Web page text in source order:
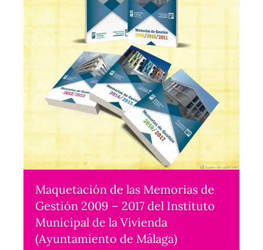
Maquetación de las Memorias de
Gestión 2009 – 2017 del Instituto
Municipal de la Vivienda
(Ayuntamiento de Málaga)